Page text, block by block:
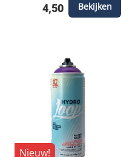
4,50 Bekijken
Nieuw!